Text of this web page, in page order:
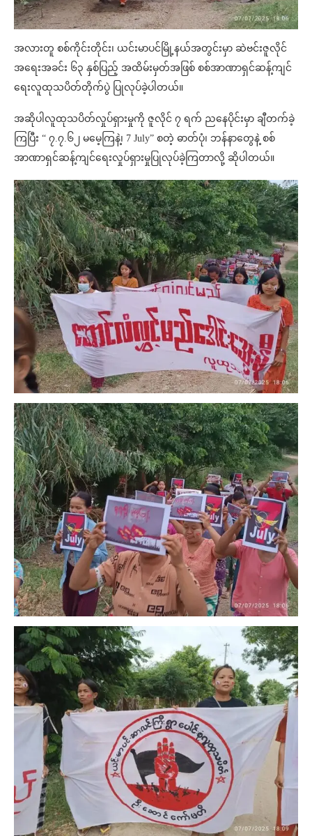
အလားတူ စစ်ကိုင်းတိုင်း၊ ယင်းမာပင်မြို့နယ်အတွင်းမှာ ဆဲဗင်းဇူလိုင်
အရေးအခင်း ၆၃ နှစ်ပြည့် အထိမ်းမှတ်အဖြစ် စစ်အာဏာရှင်ဆန့်ကျင်
ရေးလူထုသပိတ်တိုက်ပွဲ ပြုလုပ်ခဲ့ပါတယ်။
အဆိုပါလူထုသပိတ်လှုပ်ရှားမှုကို ဇူလိုင် ၇ ရက် ညနေပိုင်းမှာ ချီတက်ခဲ့
ကြပြီး “ ၇.၇.၆၂ မမေ့ကြနဲ့၊ 7 July” စတဲ့ ဓာတ်ပုံ၊ ဘန်နာတွေနဲ့ စစ်
အာဏာရှင်ဆန့်ကျင်ရေးလှုပ်ရှားမှုပြုလုပ်ခဲ့ကြတာလို့ ဆိုပါတယ်။